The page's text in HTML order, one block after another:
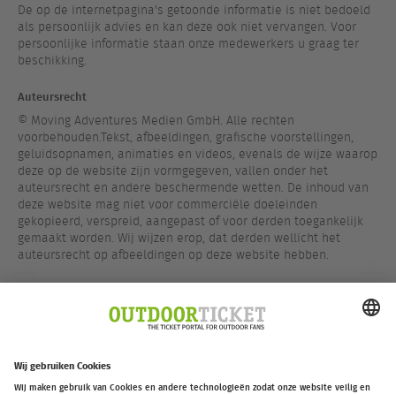
De op de internetpagina's getoonde informatie is niet bedoeld
als persoonlijk advies en kan deze ook niet vervangen. Voor
persoonlijke informatie staan onze medewerkers u graag ter
beschikking.
Auteursrecht
© Moving Adventures Medien GmbH. Alle rechten
voorbehouden.Tekst, afbeeldingen, grafische voorstellingen,
geluidsopnamen, animaties en videos, evenals de wijze waarop
deze op de website zijn vormgegeven, vallen onder het
auteursrecht en andere beschermende wetten. De inhoud van
deze website mag niet voor commerciële doeleinden
gekopieerd, verspreid, aangepast of voor derden toegankelijk
gemaakt worden. Wij wijzen erop, dat derden wellicht het
auteursrecht op afbeeldingen op deze website hebben.
Voor zover niet anders aangegeven, zijn alle handelsmerken op
de website, merkenrechtelijk beschermd.